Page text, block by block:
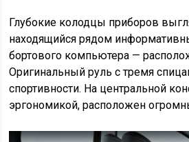
Глубокие колодцы приборов
находящийся рядом
бортового компьютера —
Оригинальный руль с тремя
спортивности. На центральной
эргономикой, расположен